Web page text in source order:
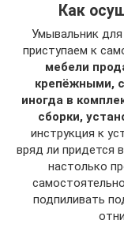
Как
Умывальник
приступаем к
мебели
крепёжными,
иногда в
сборки,
инструкция к
вряд ли придется
настолько
подпиливать